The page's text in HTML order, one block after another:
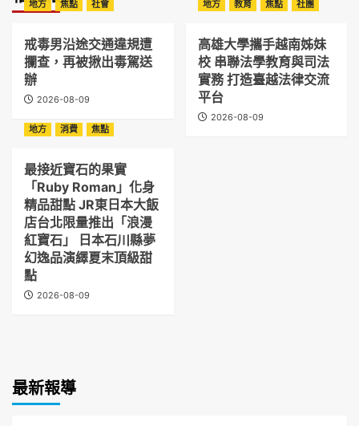
地方 焦點 社會
戒毒男沿途交通違規遭
攔查，再被揪出毒駕送
辦
2026-08-09
地方 教育 焦點 社團
高雄大學攜手越南姊妹
校 串聯法學教育與司法
實務 打造臺越法律交流
平台
2026-08-09
地方
消費 焦點
最接近寶石的果實
「Ruby Roman」化身
精品甜點 JR東日本大飯
店台北限量推出「浪漫
紅寶石」 日本石川縣夢
幻逸品演繹夏末頂級甜
點
2026-08-09
最新報導